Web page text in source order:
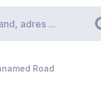
Road